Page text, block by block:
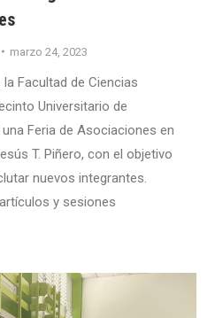
marzo 24, 2023
Facultad de Ciencias
Universitario de
Feria de Asociaciones en
T. Piñero, con el objetivo
nuevos integrantes.
y sesiones